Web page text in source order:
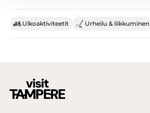
Ulkoaktiviteetit Urheilu & liikkuminen